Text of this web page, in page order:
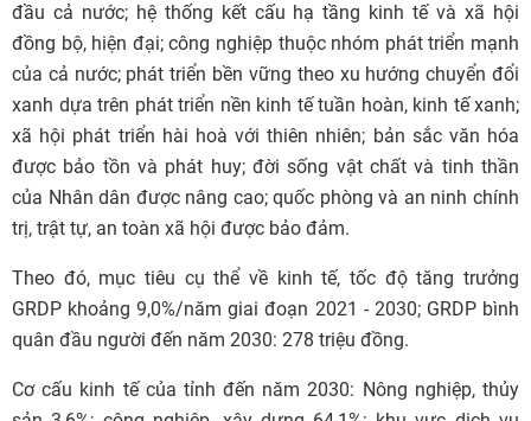
đầu cả nước; hệ thống kết cấu hạ tầng kinh tế và xã hội
đồng bộ, hiện đại; công nghiệp thuộc nhóm phát triển mạnh
của cả nước; phát triển bền vững theo xu hướng chuyển đổi
xanh dựa trên phát triển nền kinh tế tuần hoàn, kinh tế xanh;
xã hội phát triển hài hoà với thiên nhiên; bản sắc văn hóa
được bảo tồn và phát huy; đời sống vật chất và tinh thần
của Nhân dân được nâng cao; quốc phòng và an ninh chính
trị, trật tự, an toàn xã hội được bảo đảm.
Theo đó, mục tiêu cụ thể về kinh tế, tốc độ tăng trưởng
GRDP khoảng 9,0%/năm giai đoạn 2021 - 2030; GRDP bình
quân đầu người đến năm 2030: 278 triệu đồng.
Cơ cấu kinh tế của tỉnh đến năm 2030: Nông nghiệp, thủy